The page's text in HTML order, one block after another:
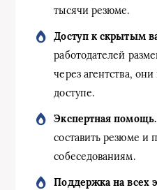
тысячи резюме.
Доступ к скрытым
работодателей
через агентства,
доступе.
Экспертная помощь.
составить резюме и
собеседованиям.
Поддержка на всех